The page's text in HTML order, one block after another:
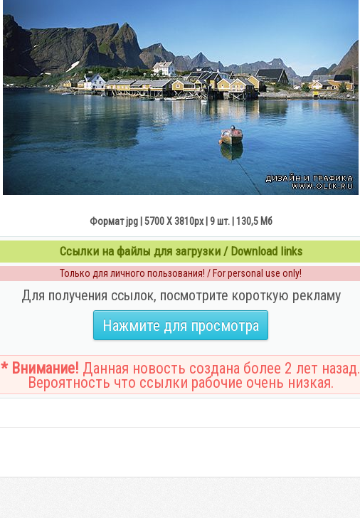
Формат jpg | 5700 X 3810px | 9 шт. | 130,5 Мб
Ссылки на файлы для загрузки / Download links
Только для личного пользования! / For personal use only!
Для получения ссылок, посмотрите короткую рекламу
Нажмите для просмотра
* Внимание! Данная новость создана более 2 лет назад.
Вероятность что ссылки рабочие очень низкая.